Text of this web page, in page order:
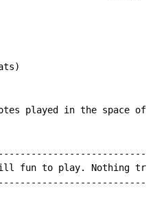
played in the space of
fun to play. Nothing